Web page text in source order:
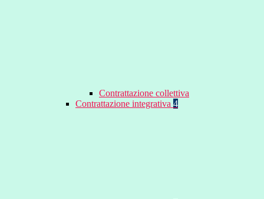
Contrattazione collettiva
Contrattazione integrativa 4